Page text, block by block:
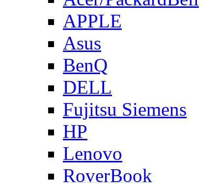
APPLE
Asus
BenQ
DELL
Fujitsu Siemens
HP
Lenovo
RoverBook